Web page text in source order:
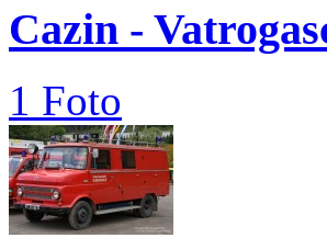
Cazin -
1 Foto